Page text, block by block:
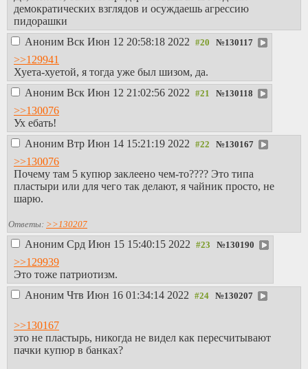
демократических взглядов и осуждаешь агрессию
пидорашки
Аноним Вск Июн 12 20:58:18 2022 №130117
>>129941
Хуета-хуетой, я тогда уже был шизом, да.
Аноним Вск Июн 12 21:02:56 2022 №130118
>>130076
Ух ебать!
Аноним Втр Июн 14 15:21:19 2022 №130167
>>130076
Почему там 5 купюр заклеено чем-то???? Это типа
пластыри или для чего так делают, я чайник просто, не
шарю.
Ответы: >>130207
Аноним Срд Июн 15 15:40:15 2022 №130190
>>129939
Это тоже патриотизм.
Аноним Чтв Июн 16 01:34:14 2022 №130207
>>130167
это не пластырь, никогда не видел как пересчитывают
пачки купюр в банках?